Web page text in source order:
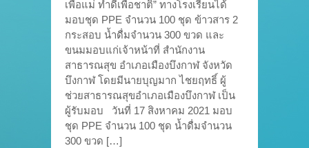
เพื่อแม่ ทำดีเพื่อชาติ” ทางโรงเรียนได้
มอบชุด PPE จำนวน 100 ชุด ข้าวสาร 2
กระสอบ น้ำดื่มจำนวน 300 ขวด และ
ขนมมอบแก่เจ้าหน้าที่ สำนักงาน
สาธารณสุข อำเภอเมืองบึงกาฬ จังหวัด
บึงกาฬ โดยมีนายบุญมาก ไชยฤทธิ์ ผู้
ช่วยสาธารณสุขอำเภอเมืองบึงกาฬ เป็น
ผู้รับมอบ วันที่ 17 สิงหาคม 2021 มอบ
ชุด PPE จำนวน 100 ชุด น้ำดื่มจำนวน
300 ขวด […]